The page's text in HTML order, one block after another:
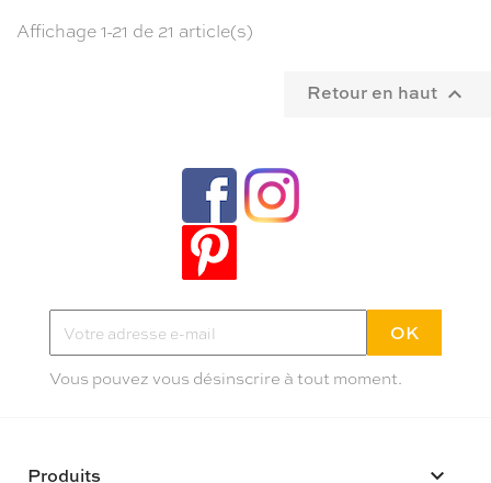
Affichage 1-21 de 21 article(s)
Retour en haut 
Tendances, idées déco et bons plans
Inscrivez-vous à la newletter Poppy
Pas plus de deux mails par mois
Vous pouvez vous désinscrire à tout moment.
Produits 